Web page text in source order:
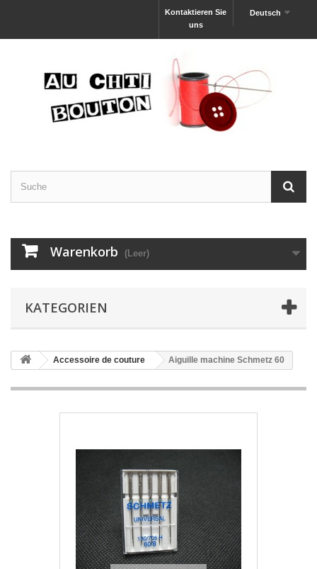
Deutsch
Kontaktieren Sie
uns
Warenkorb (Leer)
KATEGORIEN
Accessoire de couture Aiguille machine Schmetz 60